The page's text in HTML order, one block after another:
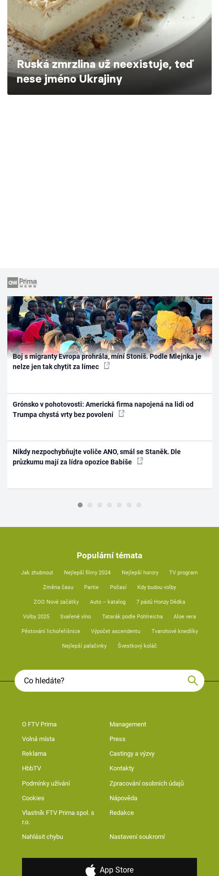
Škola vaření
Recepty z TV
Speciál: Cuketa
Těhotnej kuchař
Ruská zmrzlina už neexistuje, teď
nese jméno Ukrajiny
Boj s migranty Evropa prohrála, míní Stoniš. Podle Mlejnka je
nelze jen tak chytit za límec
Grónsko v pohotovosti: Americká firma napojená na lidi od
Trumpa chystá vrty bez povolení
Nikdy nezpochybňujte voliče ANO, smál se Staněk. Dle
průzkumu mají za lídra opozice Babiše
Populární témata
Jak zhubnout Nejlepší filmy 2024 Nejlepší horory TV program
Změna času Partie Počasí Kdy budou volby
ZOO Nové začátky Auto – katalog 7 pádů Honzy Dědka
Volby 2025 Svařené víno Tatarák podle Pohlreicha Aloe vera
Pěstování lichořeřišnice Výpočet ascendentu Tvarohové knedlíky
Nejlepší palačinky Švestkový koláč
O FTV Prima Management
Volná místa Press
Reklama Castingy a výzvy
HbbTV Kontakty
Podmínky užívání Zpracování osobních údajů
Cookies Nápověda
Vlastník FTV Prima spol. s
r.o.
Redakce
Nahlásit chybu Nastavení soukromí
App Store